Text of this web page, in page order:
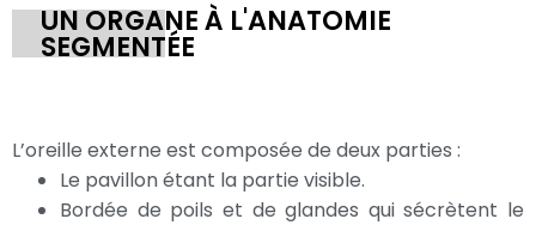
UN ORGANE À L'ANATOMIE
SEGMENTÉE
L’oreille externe est composée de deux parties :
Le pavillon étant la partie visible.
Bordée de poils et de glandes qui sécrètent le